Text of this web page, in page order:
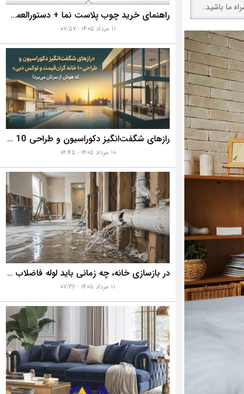
ما باشید.
راهنمای خرید چوب پلاست نما + دستورالعمل نصب اصولی
۱۱ مرداد ۱۴۰۵ - ۰۷:۵۷
رازهای شگفت‌انگیز دکوراسیون و طراحی 10 خانه گران‌قیمت و لوکس دبی که هوش از سرتان می‌برد!
۱۰ مرداد ۱۴۰۵ - ۰۲:۴۵
در بازسازی خانه، چه زمانی باید لوله فاضلاب را تعویض کنیم؟ ۷ نشانه‌ای که نباید نادیده بگیرید
۱۱ مرداد ۱۴۰۵ - ۰۷:۳۶